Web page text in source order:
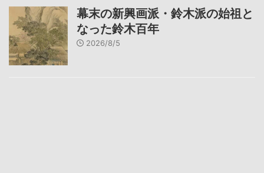
幕末の新興画派・鈴木派の始祖と
なった鈴木百年
2026/8/5